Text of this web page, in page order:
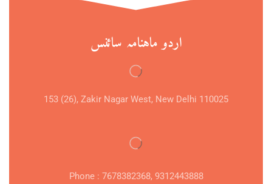
اردو ماہنامہ سائنس
153 (26), Zakir Nagar West, New Delhi 110025
Phone : 7678382368, 9312443888